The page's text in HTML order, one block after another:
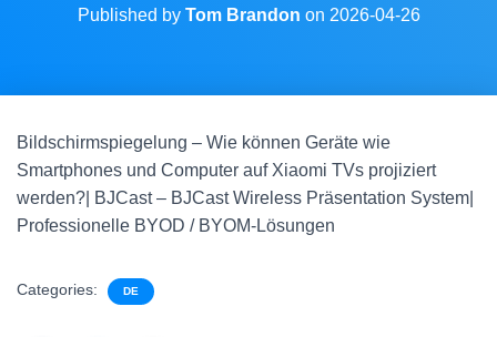
Published by Tom Brandon on 2026-04-26
Bildschirmspiegelung – Wie können Geräte wie
Smartphones und Computer auf Xiaomi TVs projiziert
werden?| BJCast – BJCast Wireless Präsentation System|
Professionelle BYOD / BYOM-Lösungen
Categories: DE